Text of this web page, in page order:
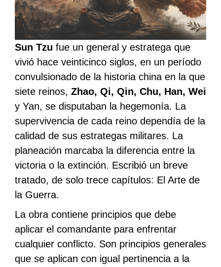
Sun Tzu fue un general y estratega que
vivió hace veinticinco siglos, en un período
convulsionado de la historia china en la que
siete reinos, Zhao, Qi, Qin, Chu, Han, Wei
y Yan, se disputaban la hegemonía. La
supervivencia de cada reino dependía de la
calidad de sus estrategas militares. La
planeación marcaba la diferencia entre la
victoria o la extinción. Escribió un breve
tratado, de solo trece capítulos: El Arte de
la Guerra.
La obra contiene principios que debe
aplicar el comandante para enfrentar
cualquier conflicto. Son principios generales
que se aplican con igual pertinencia a la